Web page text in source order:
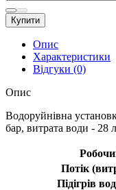
Купити
Опис
Характеристики
Відгуки (0)
Опис
Водоруйнівна
бар, витрата води - 28
Потік
Підігрів